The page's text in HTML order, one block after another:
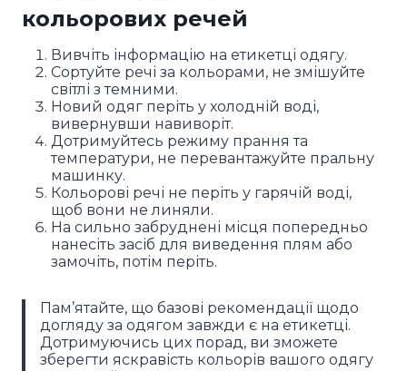
кольорових речей
Вивчіть інформацію на етикетці одягу.
Сортуйте речі за кольорами, не змішуйте
світлі з темними.
Новий одяг періть у холодній воді,
вивернувши навиворіт.
Дотримуйтесь режиму прання та
температури, не перевантажуйте пральну
машинку.
Кольорові речі не періть у гарячій воді,
щоб вони не линяли.
На сильно забруднені місця попередньо
нанесіть засіб для виведення плям або
замочіть, потім періть.
Пам’ятайте, що базові рекомендації щодо
догляду за одягом завжди є на етикетці.
Дотримуючись цих порад, ви зможете
зберегти яскравість кольорів вашого одягу